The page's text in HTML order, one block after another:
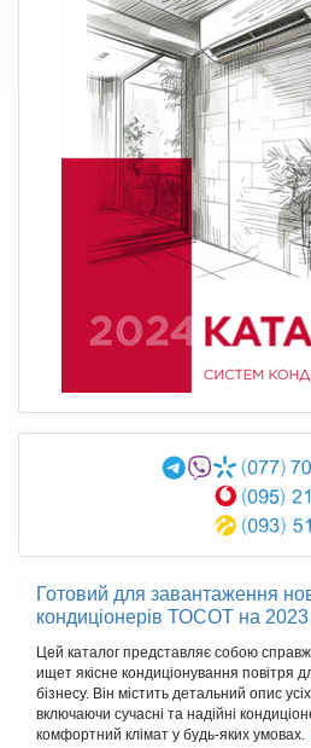
Готовий для завантаження
кондиціонерів ТОСОТ на 2023
Цей каталог представляє собою
ищет якісне кондиціонування повітря
бізнесу. Він містить детальний опис
включаючи сучасні та надійні
комфортний клімат у будь-яких умовах.